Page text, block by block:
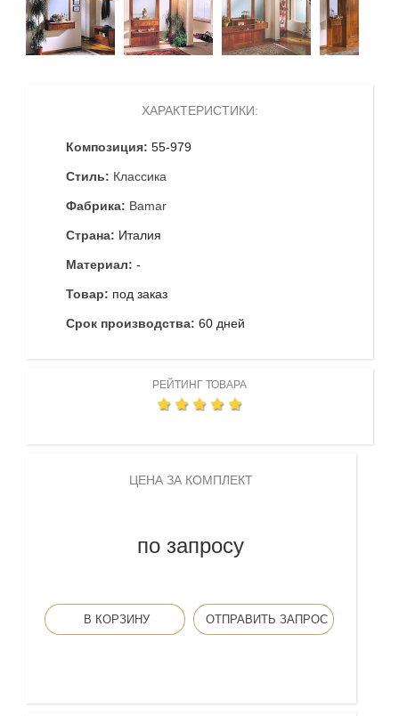
ХАРАКТЕРИСТИКИ:
Композиция: 55-979
Стиль: Классика
Фабрика: Bamar
Страна: Италия
Материал: -
Товар: под заказ
Срок производства: 60 дней
РЕЙТИНГ ТОВАРА
ЦЕНА ЗА КОМПЛЕКТ
по запросу
В КОРЗИНУ ОТПРАВИТЬ ЗАПРОС